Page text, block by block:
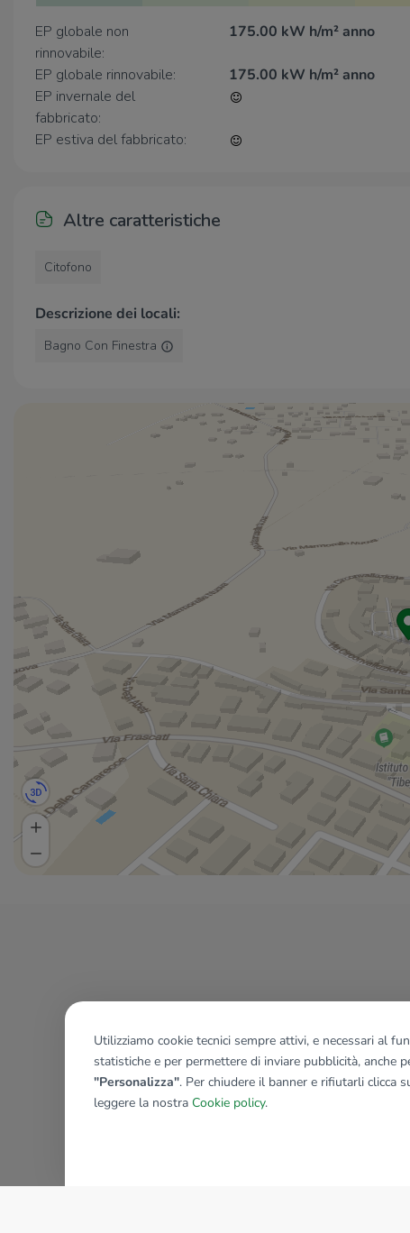
Contattaci allo 06.9589476 per avere maggiori
informazioni su costi o per fissare un appuntamento!
EP globale non
rinnovabile:
175.00 kW h/m² anno
EP globale rinnovabile:
175.00 kW h/m² anno
EP invernale del
fabbricato:
EP estiva del fabbricato:
Altre caratteristiche
Citofono
Descrizione dei locali:
Bagno Con Finestra
Utilizziamo cookie tecnici sempre attivi, e necessari al
statistiche e per permettere di inviare pubblicità, anche
"Personalizza". Per chiudere il banner e rifiutarli clicca
leggere la nostra Cookie policy.